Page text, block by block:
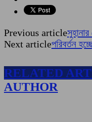
Previous article
Next articleপরিবর্তন
RELATED
AUTHOR